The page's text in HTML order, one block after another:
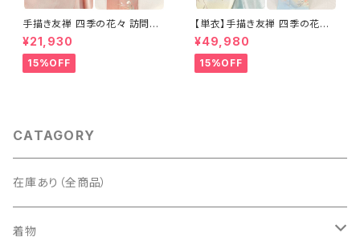
手描き友禅 四季の花々 訪問着
袷 正絹 サーモンピンク クリー
ム 白 桃花色 1434
¥21,930
15%OFF
【単衣】手描き友禅 四季の花々
正絹 訪問着 水色 黄緑 白 パス
テルカラー 1431
¥49,980
15%OFF
CATAGORY
在庫あり（全商品）
着物